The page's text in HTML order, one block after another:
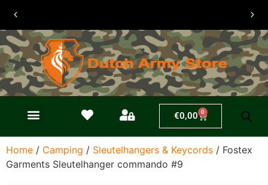
30 dagen
retouren
€0,00 0
Home / Camping / Sleutelhangers & Keycords / Fostex
Garments Sleutelhanger commando #9